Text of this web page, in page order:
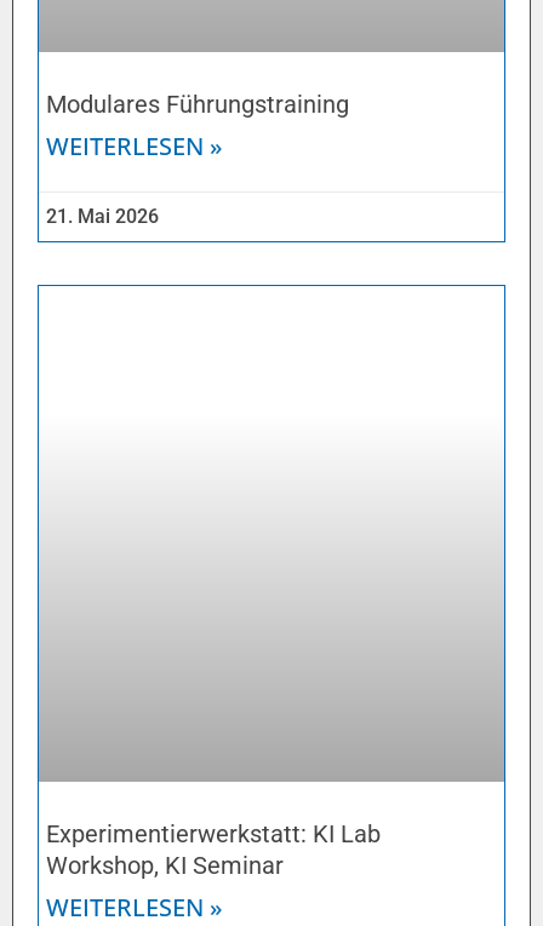
Modulares Führungstraining
WEITERLESEN »
21. Mai 2026
Experimentierwerkstatt: KI Lab
Workshop, KI Seminar
WEITERLESEN »